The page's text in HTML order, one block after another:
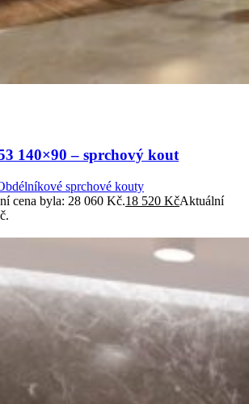
140×90 – sprchový kout
sprchové kouty
cena byla: 28 060 Kč.18 520 KčAktuální